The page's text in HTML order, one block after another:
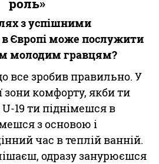
роль»
з успішними
Європі може послужити
молодим гравцям?
все зробив правильно. У
зони комфорту, якби ти
19 ти піднімешся в
з основою і
час в теплій ванній.
одразу занурюєшся